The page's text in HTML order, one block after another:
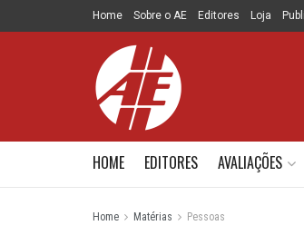
Home Sobre o AE Editores Loja
HOME EDITORES AVALIAÇÕES
Home Matérias Pessoas